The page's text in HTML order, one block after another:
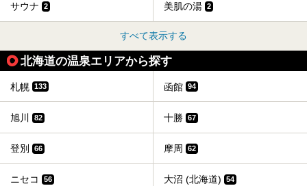
サウナ 2 美肌の湯 2
すべて表示する
北海道の温泉エリアから探す
札幌 133 函館 94
旭川 82 十勝 67
登別 66 摩周 62
ニセコ 56 大沼 (北海道) 54